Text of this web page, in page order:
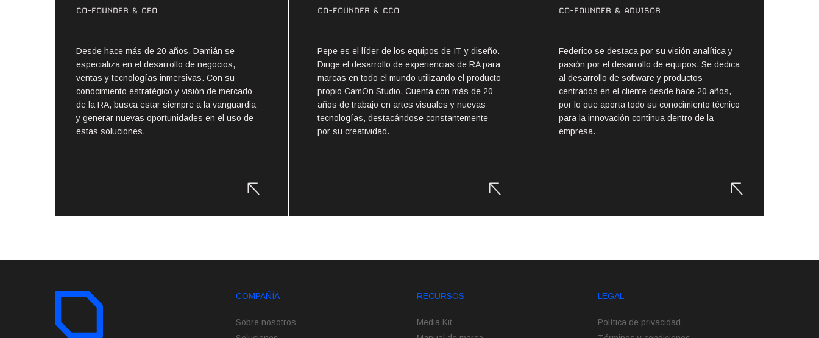
CO-FOUNDER & CEO
Desde hace más de 20 años, Damián se
especializa en el desarrollo de negocios,
ventas y tecnologías inmersivas. Con su
conocimiento estratégico y visión de mercado
de la RA, busca estar siempre a la vanguardia
y generar nuevas oportunidades en el uso de
estas soluciones.
CO-FOUNDER & CCO
Pepe es el líder de los equipos de IT y diseño.
Dirige el desarrollo de experiencias de RA para
marcas en todo el mundo utilizando el producto
propio CamOn Studio. Cuenta con más de 20
años de trabajo en artes visuales y nuevas
tecnologías, destacándose constantemente
por su creatividad.
CO-FOUNDER & ADVISOR
Federico se destaca por su visión analítica y
pasión por el desarrollo de equipos. Se dedica
al desarrollo de software y productos
centrados en el cliente desde hace 20 años,
por lo que aporta todo su conocimiento técnico
para la innovación continua dentro de la
empresa.
COMPAÑÍA
Sobre nosotros
RECURSOS
Media Kit
LEGAL
Política de privacidad